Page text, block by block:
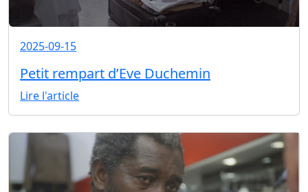
2025-09-15
Petit rempart d’Eve Duchemin
Lire l'article